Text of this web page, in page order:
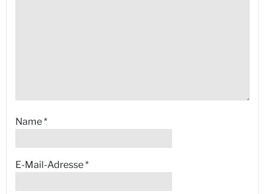
Name*
E-Mail-Adresse*